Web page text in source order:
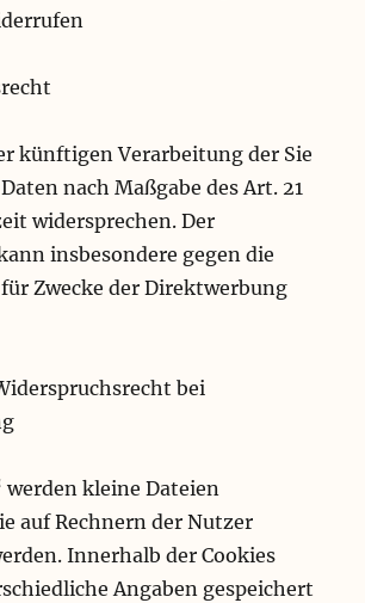
künftigen Verarbeitung der Sie
nach Maßgabe des Art. 21
widersprechen. Der
insbesondere gegen die
Zwecke der Direktwerbung
bei
werden kleine Dateien
auf Rechnern der Nutzer
Innerhalb der Cookies
Angaben gespeichert